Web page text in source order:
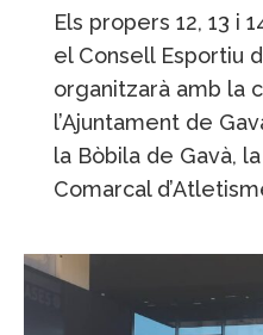
Els propers 12, 13 i
el Consell Esportiu
organitzarà amb la
l’Ajuntament de
la Bòbila de Gavà,
Comarcal